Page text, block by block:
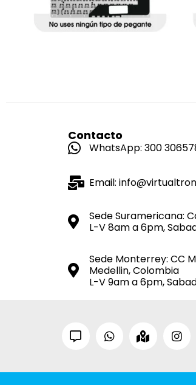
Contacto
WhatsApp: 300
Email:
Sede Suramericana:
L-V 8am a 6pm,
Sede Monterrey: CC
Medellin, Colombia
L-V 9am a 6pm,